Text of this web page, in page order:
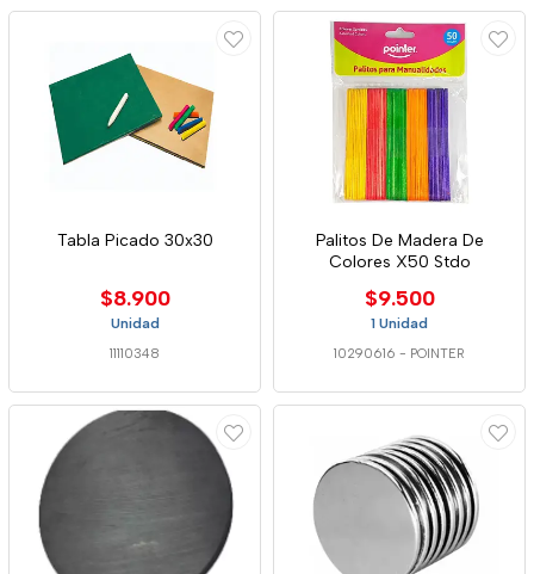
Tabla Picado 30x30
$8.900
Unidad
11110348
Palitos De Madera De
Colores X50 Stdo
$9.500
1 Unidad
10290616 - POINTER